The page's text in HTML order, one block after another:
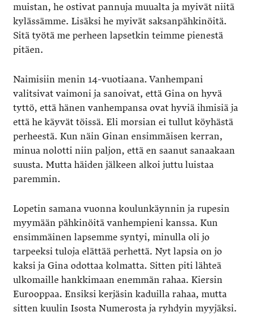
muistan, he ostivat pannuja muualta ja myivät niitä
kylässämme. Lisäksi he myivät saksanpähkinöitä.
Sitä työtä me perheen lapsetkin teimme pienestä
pitäen.
Naimisiin menin 14-vuotiaana. Vanhempani
valitsivat vaimoni ja sanoivat, että Gina on hyvä
tyttö, että hänen vanhempansa ovat hyviä ihmisiä ja
että he käyvät töissä. Eli morsian ei tullut köyhästä
perheestä. Kun näin Ginan ensimmäisen kerran,
minua nolotti niin paljon, että en saanut sanaakaan
suusta. Mutta häiden jälkeen alkoi juttu luistaa
paremmin.
Lopetin samana vuonna koulunkäynnin ja rupesin
myymään pähkinöitä vanhempieni kanssa. Kun
ensimmäinen lapsemme syntyi, minulla oli jo
tarpeeksi tuloja elättää perhettä. Nyt lapsia on jo
kaksi ja Gina odottaa kolmatta. Sitten piti lähteä
ulkomaille hankkimaan enemmän rahaa. Kiersin
Eurooppaa. Ensiksi kerjäsin kaduilla rahaa, mutta
sitten kuulin Isosta Numerosta ja ryhdyin myyjäksi.